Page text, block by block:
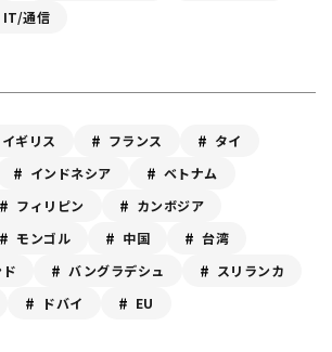
IT/通信
イギリス フランス
タイ
インドネシア
ベトナム
フィリピン
カンボジア
モンゴル 中国
台湾
バングラデシュ
スリランカ
ドバイ EU